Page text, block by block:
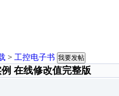
> 工控电子书 我要发帖
在线修改值完整版